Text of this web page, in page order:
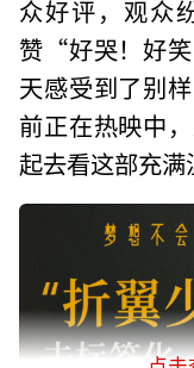
众好评，观众
赞“好哭！好
天感受到了别
前正在热映中
起去看这部充满